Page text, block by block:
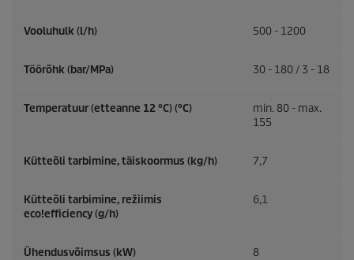
Vooluhulk (l/h) 500 - 1200
Töörõhk (bar/MPa) 30 - 180 / 3 - 18
Temperatuur (etteanne 12 °C) (°C)
min. 80 - max.
155
Kütteõli tarbimine, täiskoormus (kg/h) 7,7
Kütteõli tarbimine, režiimis
eco!efficiency(g/h)
6,1
Ühendusvõimsus (kW) 8